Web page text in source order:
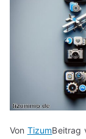
Von TizumBeitrag